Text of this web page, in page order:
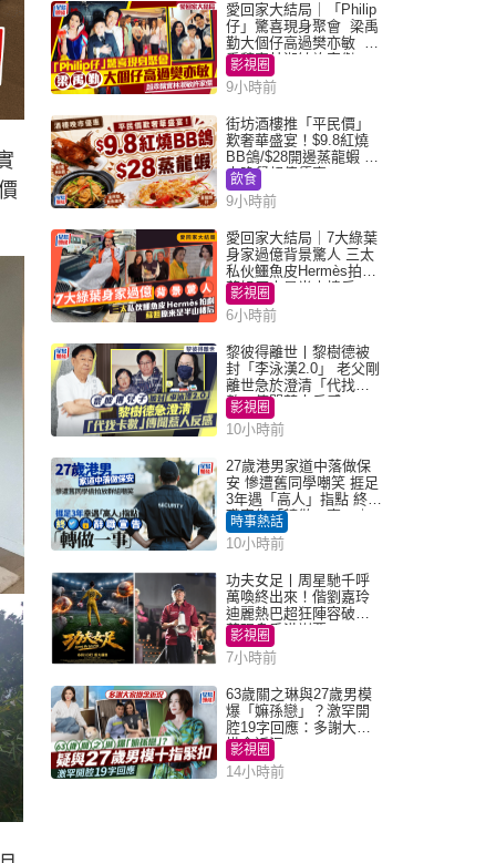
愛回家大結局｜「Philip
仔」驚喜現身聚會 梁禹
勤大個仔高過樊亦敏 超
乖黐實林淑敏許家傑
影視圈
9小時前
街坊酒樓推「平民價」
歎奢華盛宴！$9.8紅燒
BB鴿/$28開邊蒸龍蝦 3
大晚餐超值優惠
飲食
9小時前
愛回家大結局｜7大綠葉
身家過億背景驚人 三太
私伙鱷魚皮Hermès拍劇
蘇姐原來是半山樓后
影視圈
6小時前
黎彼得離世丨黎樹德被
封「李泳漢2.0」 老父剛
離世急於澄清「代找卡
數」傳聞惹人反感
影視圈
10小時前
27歲港男家道中落做保
安 慘遭舊同學嘲笑 捱足
3年遇「高人」指點 終辭
職宣告「轉做一事」｜
Juicy叮
時事熱話
10小時前
功夫女足丨周星馳千呼
萬喚終出來！偕劉嘉玲
迪麗熱巴超狂陣容破天
荒現身香港謝票
影視圈
7小時前
63歲關之琳與27歲男模
爆「嫲孫戀」？激罕開
腔19字回應：多謝大家
掛念近況
影視圈
14小時前